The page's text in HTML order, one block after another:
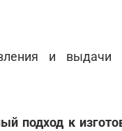
и выдачи
подход к